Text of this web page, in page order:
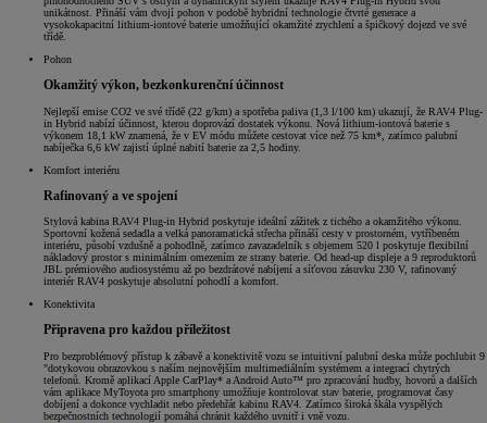
unikátnost. Přináší vám dvojí pohon v podobě hybridní technologie čtvrté generace a
vysokokapacitní lithium-iontové baterie umožňující okamžité zrychlení a špičkový dojezd ve své
třídě.
Pohon
Okamžitý výkon, bezkonkurenční účinnost
Nejlepší emise CO2 ve své třídě (22 g/km) a spotřeba paliva (1,3 l/100 km) ukazují, že RAV4 Plug-
in Hybrid nabízí účinnost, kterou doprovází dostatek výkonu. Nová lithium-iontová baterie s
výkonem 18,1 kW znamená, že v EV módu můžete cestovat více než 75 km*, zatímco palubní
nabíječka 6,6 kW zajistí úplné nabití baterie za 2,5 hodiny.
Komfort interiéru
Rafinovaný a ve spojení
Stylová kabina RAV4 Plug-in Hybrid poskytuje ideální zážitek z tichého a okamžitého výkonu.
Sportovní kožená sedadla a velká panoramatická střecha přináší cesty v prostorném, vytříbeném
interiéru, působí vzdušně a pohodlně, zatímco zavazadelník s objemem 520 l poskytuje flexibilní
nákladový prostor s minimálním omezením ze strany baterie. Od head-up displeje a 9 reproduktorů
JBL prémiového audiosystému až po bezdrátové nabíjení a síťovou zásuvku 230 V, rafinovaný
interiér RAV4 poskytuje absolutní pohodlí a komfort.
Konektivita
Připravena pro každou příležitost
Pro bezproblémový přístup k zábavě a konektivitě vozu se intuitivní palubní deska může pochlubit 9
"dotykovou obrazovkou s naším nejnovějším multimediálním systémem a integrací chytrých
telefonů. Kromě aplikací Apple CarPlay* a Android Auto™ pro zpracování hudby, hovorů a dalších
vám aplikace MyToyota pro smartphony umožňuje kontrolovat stav baterie, programovat časy
dobíjení a dokonce vychladit nebo předehřát kabinu RAV4. Zatímco široká škála vyspělých
bezpečnostních technologií pomáhá chránit každého uvnitř i vně vozu.